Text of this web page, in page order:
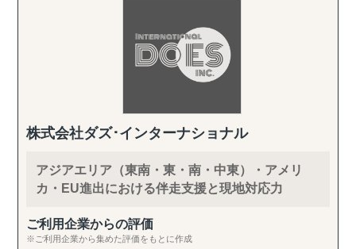
株式会社ダズ･インターナショナル
アジアエリア（東南・東・南・中東）・アメリ
カ・EU進出における伴走支援と現地対応力
ご利用企業からの評価
※ご利用企業から集めた評価をもとに作成